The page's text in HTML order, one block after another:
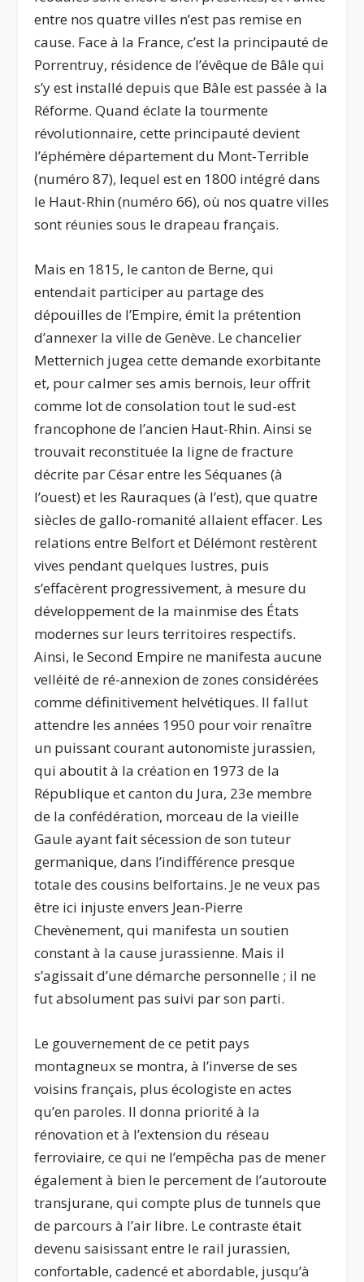
entre nos quatre villes n’est pas remise en
cause. Face à la France, c’est la principauté de
Porrentruy, résidence de l’évêque de Bâle qui
s’y est installé depuis que Bâle est passée à la
Réforme. Quand éclate la tourmente
révolutionnaire, cette principauté devient
l’éphémère département du Mont-Terrible
(numéro 87), lequel est en 1800 intégré dans
le Haut-Rhin (numéro 66), où nos quatre villes
sont réunies sous le drapeau français.
Mais en 1815, le canton de Berne, qui
entendait participer au partage des
dépouilles de l’Empire, émit la prétention
d’annexer la ville de Genève. Le chancelier
Metternich jugea cette demande exorbitante
et, pour calmer ses amis bernois, leur offrit
comme lot de consolation tout le sud-est
francophone de l’ancien Haut-Rhin. Ainsi se
trouvait reconstituée la ligne de fracture
décrite par César entre les Séquanes (à
l’ouest) et les Rauraques (à l’est), que quatre
siècles de gallo-romanité allaient effacer. Les
relations entre Belfort et Délémont restèrent
vives pendant quelques lustres, puis
s’effacèrent progressivement, à mesure du
développement de la mainmise des États
modernes sur leurs territoires respectifs.
Ainsi, le Second Empire ne manifesta aucune
velléité de ré-annexion de zones considérées
comme définitivement helvétiques. Il fallut
attendre les années 1950 pour voir renaître
un puissant courant autonomiste jurassien,
qui aboutit à la création en 1973 de la
République et canton du Jura, 23e membre
de la confédération, morceau de la vieille
Gaule ayant fait sécession de son tuteur
germanique, dans l’indifférence presque
totale des cousins belfortains. Je ne veux pas
être ici injuste envers Jean-Pierre
Chevènement, qui manifesta un soutien
constant à la cause jurassienne. Mais il
s’agissait d’une démarche personnelle ; il ne
fut absolument pas suivi par son parti.
Le gouvernement de ce petit pays
montagneux se montra, à l’inverse de ses
voisins français, plus écologiste en actes
qu’en paroles. Il donna priorité à la
rénovation et à l’extension du réseau
ferroviaire, ce qui ne l’empêcha pas de mener
également à bien le percement de l’autoroute
transjurane, qui compte plus de tunnels que
de parcours à l’air libre. Le contraste était
devenu saisissant entre le rail jurassien,
confortable, cadencé et abordable, jusqu’à